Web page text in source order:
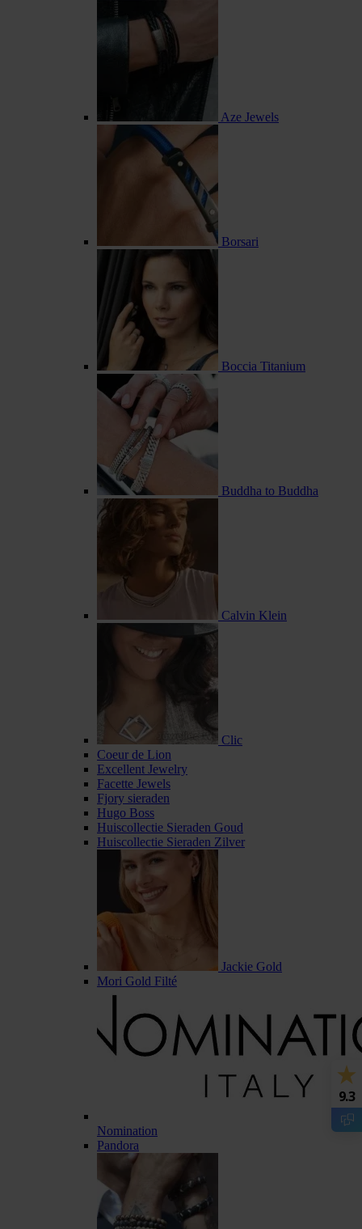
Aze Jewels
Borsari
Boccia Titanium
Buddha to Buddha
Calvin Klein
Clic
Coeur de Lion
Excellent Jewelry
Facette Jewels
Fjory sieraden
Hugo Boss
Huiscollectie Sieraden Goud
Huiscollectie Sieraden Zilver
Jackie Gold
Mori Gold Filté
Nomination
Pandora
9.3